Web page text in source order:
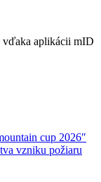
vďaka aplikácii mID
cup 2026″
vzniku požiaru